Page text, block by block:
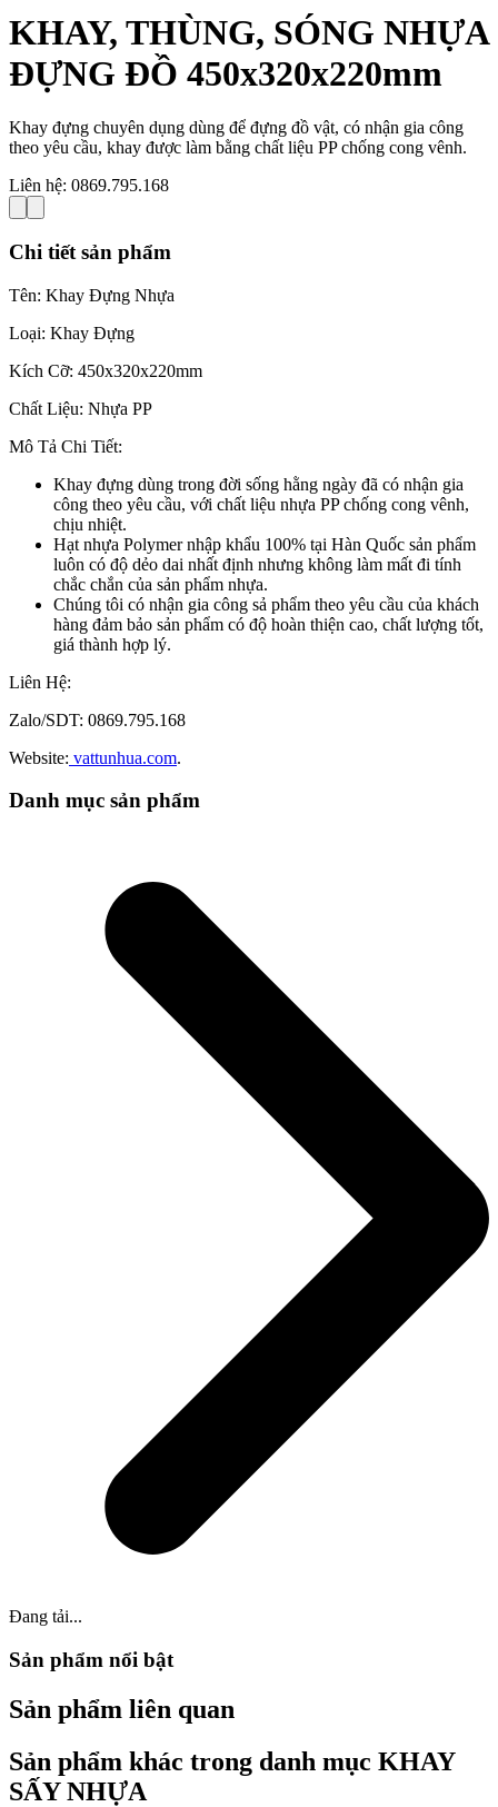
KHAY, THÙNG, SÓNG NHỰA
ĐỰNG ĐỒ 450x320x220mm
Khay đựng chuyên dụng dùng để đựng đồ vật, có nhận gia công
theo yêu cầu, khay được làm bằng chất liệu PP chống cong vênh.
Liên hệ: 0869.795.168
Chi tiết sản phẩm
Tên: Khay Đựng Nhựa
Loại: Khay Đựng
Kích Cỡ: 450x320x220mm
Chất Liệu: Nhựa PP
Mô Tả Chi Tiết:
Khay đựng dùng trong đời sống hằng ngày đã có nhận gia
công theo yêu cầu, với chất liệu nhựa PP chống cong vênh,
chịu nhiệt.
Hạt nhựa Polymer nhập khẩu 100% tại Hàn Quốc sản phẩm
luôn có độ dẻo dai nhất định nhưng không làm mất đi tính
chắc chắn của sản phẩm nhựa.
Chúng tôi có nhận gia công sả phẩm theo yêu cầu của khách
hàng đảm bảo sản phẩm có độ hoàn thiện cao, chất lượng tốt,
giá thành hợp lý.
Liên Hệ:
Zalo/SDT: 0869.795.168
Website: vattunhua.com.
Danh mục sản phẩm
Đang tải...
Sản phẩm nổi bật
Sản phẩm liên quan
Sản phẩm khác trong danh mục KHAY
SẤY NHỰA